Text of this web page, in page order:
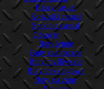
Bluzy casual
Koszulki casual
Spodnie casual
Obuwie
Buty letnie
Buty całoroczne
Buty myśliwskie
Buty trekkingowe
Buty na zimę